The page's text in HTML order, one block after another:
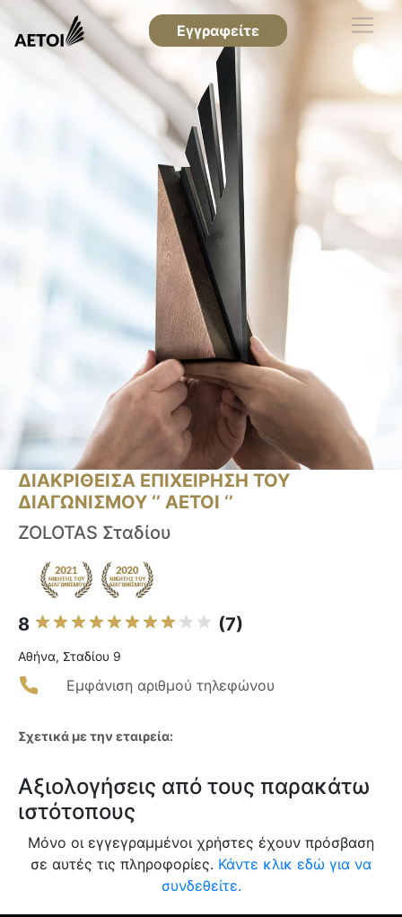
Εγγραφείτε
ΔΙΑΚΡΙΘΕΙΣΑ ΕΠΙΧΕΙΡΗΣΗ ΤΟΥ
ΔΙΑΓΩΝΙΣΜΟΥ ‘’ ΑΕΤΟΙ ‘’
ZOLOTAS Σταδίου
8 (7)
Αθήνα, Σταδίου 9
Εμφάνιση αριθμού τηλεφώνου
Σχετικά με την εταιρεία:
Αξιολογήσεις από τους παρακάτω
ιστότοπους
Μόνο οι εγγεγραμμένοι χρήστες έχουν πρόσβαση
σε αυτές τις πληροφορίες. Κάντε κλικ εδώ για να
συνδεθείτε.